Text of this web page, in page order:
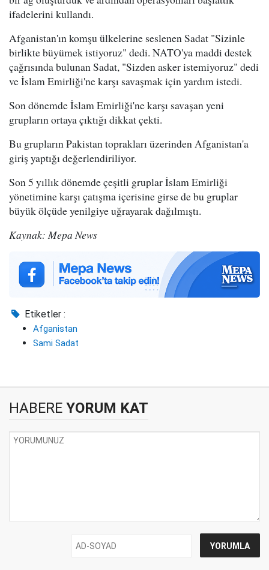
ifadelerini kullandı.
Afganistan'ın komşu ülkelerine seslenen Sadat "Sizinle
birlikte büyümek istiyoruz" dedi. NATO'ya maddi destek
çağrısında bulunan Sadat, "Sizden asker istemiyoruz" dedi
ve İslam Emirliği'ne karşı savaşmak için yardım istedi.
Son dönemde İslam Emirliği'ne karşı savaşan yeni
grupların ortaya çıktığı dikkat çekti.
Bu grupların Pakistan toprakları üzerinden Afganistan'a
giriş yaptığı değerlendiriliyor.
Son 5 yıllık dönemde çeşitli gruplar İslam Emirliği
yönetimine karşı çatışma içerisine girse de bu gruplar
büyük ölçüde yenilgiye uğrayarak dağılmıştı.
Kaynak: Mepa News
Etiketler :
Afganistan
Sami Sadat
HABERE YORUM KAT